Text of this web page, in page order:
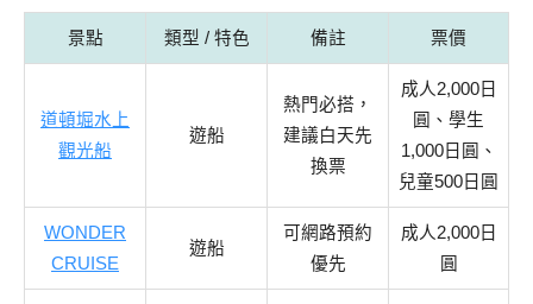
景點 類型 / 特色 備註 票價
道頓堀水上
觀光船
遊船
熱門必搭，
建議白天先
換票
成人2,000日
圓、學生
1,000日圓、
兒童500日圓
WONDER
CRUISE
遊船
可網路預約
優先
成人2,000日
圓